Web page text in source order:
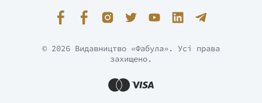
© 2026 Видавництво «Фабула». Усі права
захищено.